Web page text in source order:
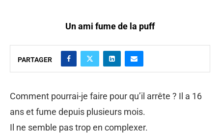
Un ami fume de la puff
PARTAGER
Comment pourrai-je faire pour qu’il arrête ? Il a 16
ans et fume depuis plusieurs mois.
Il ne semble pas trop en complexer.